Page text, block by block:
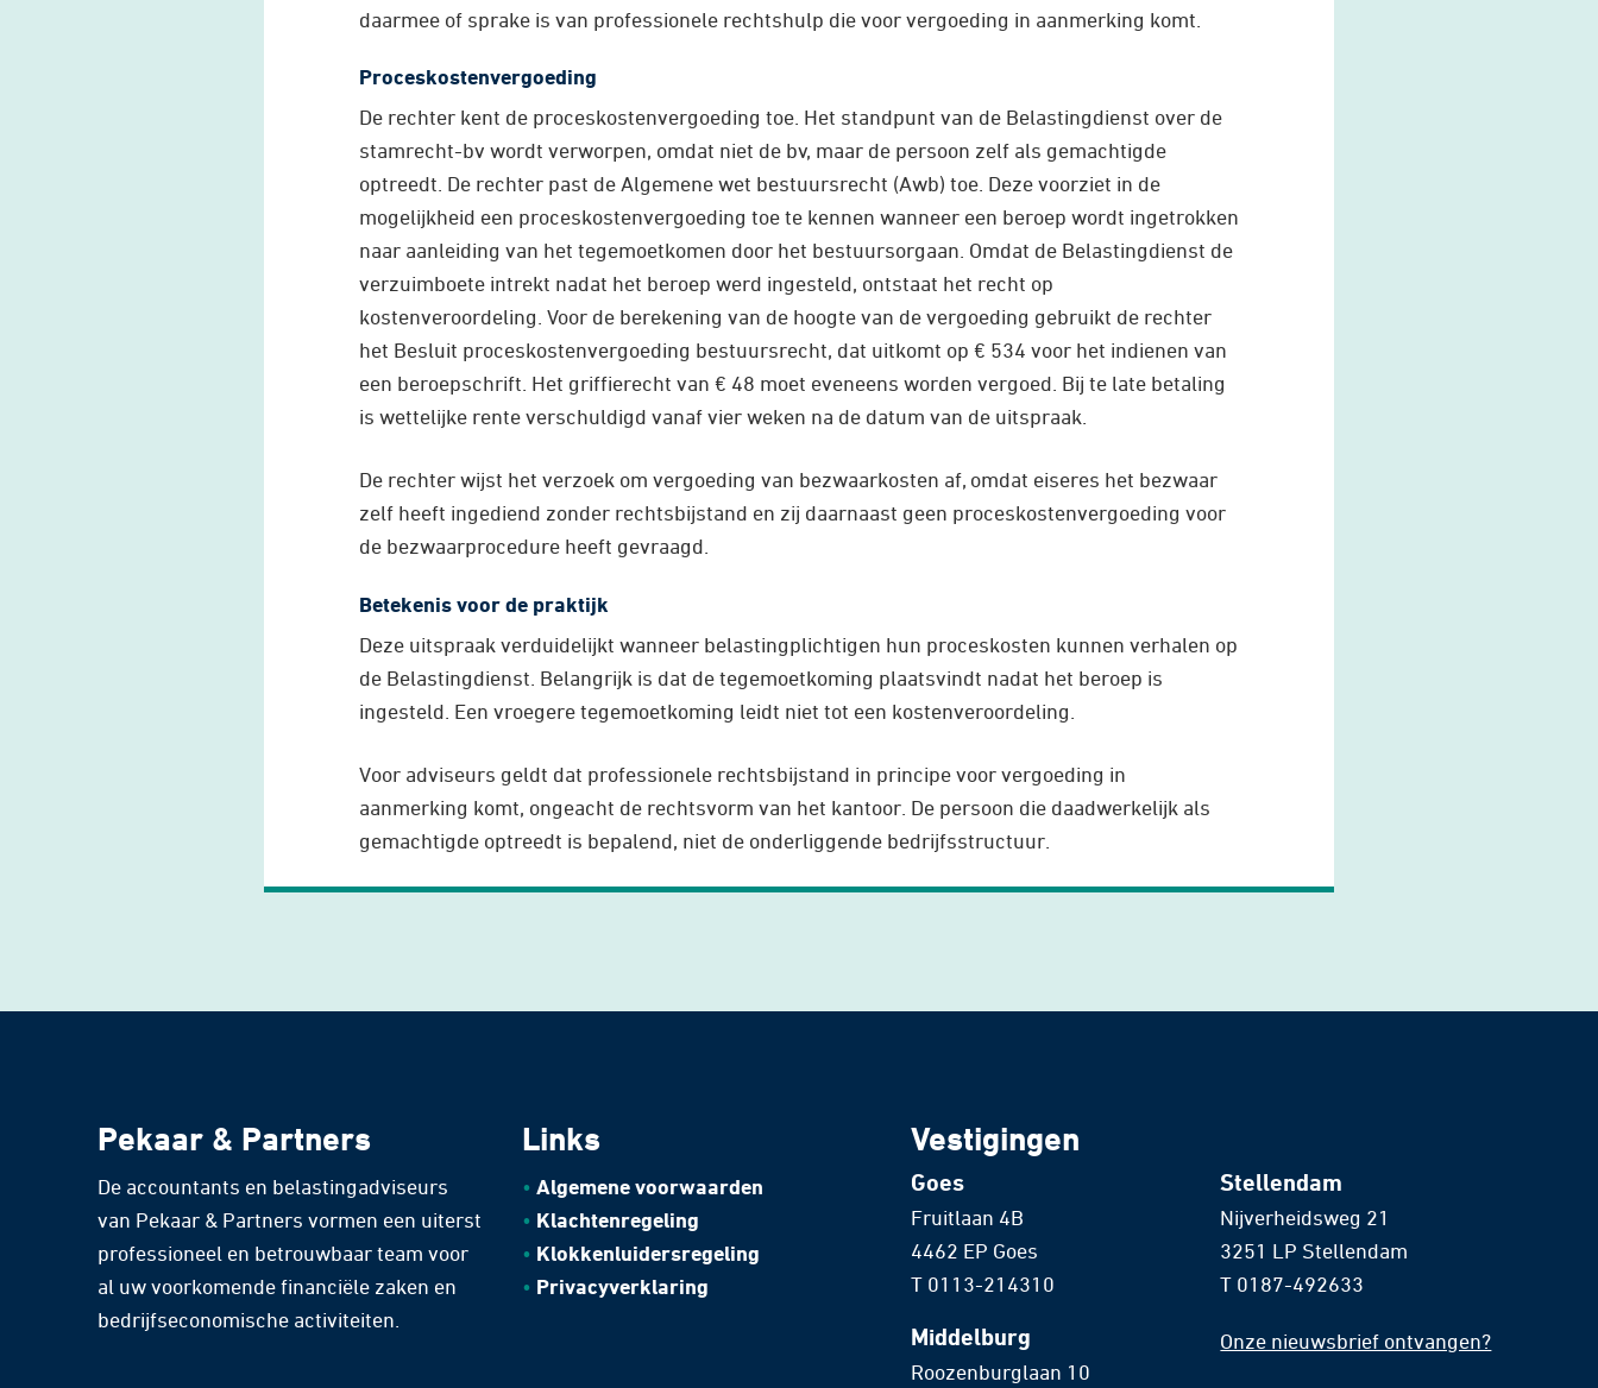
daarmee of sprake is van professionele rechtshulp die voor vergoeding in aanmerking komt.
Proceskostenvergoeding
De rechter kent de proceskostenvergoeding toe. Het standpunt van de Belastingdienst over de
stamrecht-bv wordt verworpen, omdat niet de bv, maar de persoon zelf als gemachtigde
optreedt. De rechter past de Algemene wet bestuursrecht (Awb) toe. Deze voorziet in de
mogelijkheid een proceskostenvergoeding toe te kennen wanneer een beroep wordt ingetrokken
naar aanleiding van het tegemoetkomen door het bestuursorgaan. Omdat de Belastingdienst de
verzuimboete intrekt nadat het beroep werd ingesteld, ontstaat het recht op
kostenveroordeling. Voor de berekening van de hoogte van de vergoeding gebruikt de rechter
het Besluit proceskostenvergoeding bestuursrecht, dat uitkomt op € 534 voor het indienen van
een beroepschrift. Het griffierecht van € 48 moet eveneens worden vergoed. Bij te late betaling
is wettelijke rente verschuldigd vanaf vier weken na de datum van de uitspraak.
De rechter wijst het verzoek om vergoeding van bezwaarkosten af, omdat eiseres het bezwaar
zelf heeft ingediend zonder rechtsbijstand en zij daarnaast geen proceskostenvergoeding voor
de bezwaarprocedure heeft gevraagd.
Betekenis voor de praktijk
Deze uitspraak verduidelijkt wanneer belastingplichtigen hun proceskosten kunnen verhalen op
de Belastingdienst. Belangrijk is dat de tegemoetkoming plaatsvindt nadat het beroep is
ingesteld. Een vroegere tegemoetkoming leidt niet tot een kostenveroordeling.
Voor adviseurs geldt dat professionele rechtsbijstand in principe voor vergoeding in
aanmerking komt, ongeacht de rechtsvorm van het kantoor. De persoon die daadwerkelijk als
gemachtigde optreedt is bepalend, niet de onderliggende bedrijfsstructuur.
Pekaar & Partners
De accountants en belastingadviseurs
van Pekaar & Partners vormen een uiterst
professioneel en betrouwbaar team voor
al uw voorkomende financiële zaken en
bedrijfseconomische activiteiten.
Links
Algemene voorwaarden
Klachtenregeling
Klokkenluidersregeling
Privacyverklaring
Vestigingen
Goes
Fruitlaan 4B
4462 EP Goes
T 0113-214310
Stellendam
Nijverheidsweg 21
3251 LP Stellendam
T 0187-492633
Middelburg
Roozenburglaan 10
Onze nieuwsbrief ontvangen?